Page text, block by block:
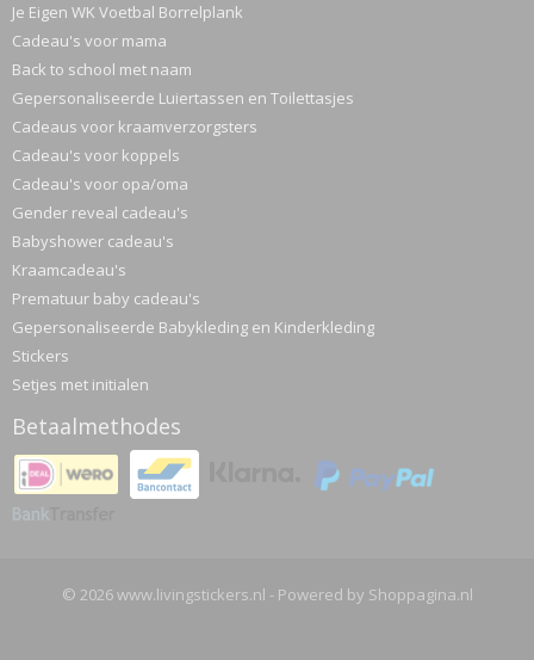
Je Eigen WK Voetbal Borrelplank
Cadeau's voor mama
Back to school met naam
Gepersonaliseerde Luiertassen en Toilettasjes
Cadeaus voor kraamverzorgsters
Cadeau's voor koppels
Cadeau's voor opa/oma
Gender reveal cadeau's
Babyshower cadeau's
Kraamcadeau's
Prematuur baby cadeau's
Gepersonaliseerde Babykleding en Kinderkleding
Stickers
Setjes met initialen
Betaalmethodes
© 2026 www.livingstickers.nl - Powered by Shoppagina.nl